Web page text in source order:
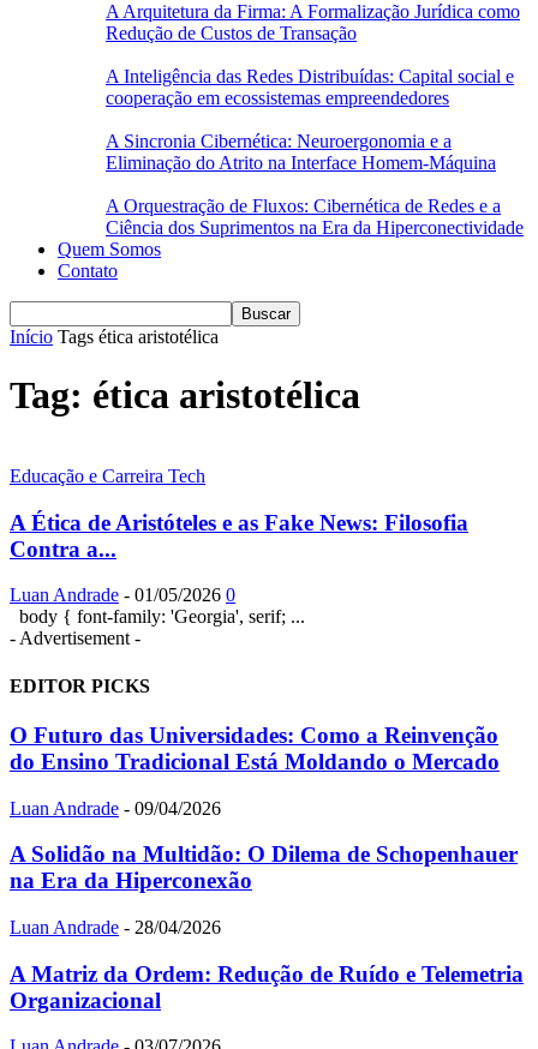
A Arquitetura da Firma: A Formalização Jurídica como
Redução de Custos de Transação
A Inteligência das Redes Distribuídas: Capital social e
cooperação em ecossistemas empreendedores
A Sincronia Cibernética: Neuroergonomia e a
Eliminação do Atrito na Interface Homem-Máquina
A Orquestração de Fluxos: Cibernética de Redes e a
Ciência dos Suprimentos na Era da Hiperconectividade
Quem Somos
Contato
Início Tags ética aristotélica
Tag: ética aristotélica
Educação e Carreira Tech
A Ética de Aristóteles e as Fake News: Filosofia
Contra a...
Luan Andrade - 01/05/2026 0
body { font-family: 'Georgia', serif; ...
- Advertisement -
EDITOR PICKS
O Futuro das Universidades: Como a Reinvenção
do Ensino Tradicional Está Moldando o Mercado
Luan Andrade - 09/04/2026
A Solidão na Multidão: O Dilema de Schopenhauer
na Era da Hiperconexão
Luan Andrade - 28/04/2026
A Matriz da Ordem: Redução de Ruído e Telemetria
Organizacional